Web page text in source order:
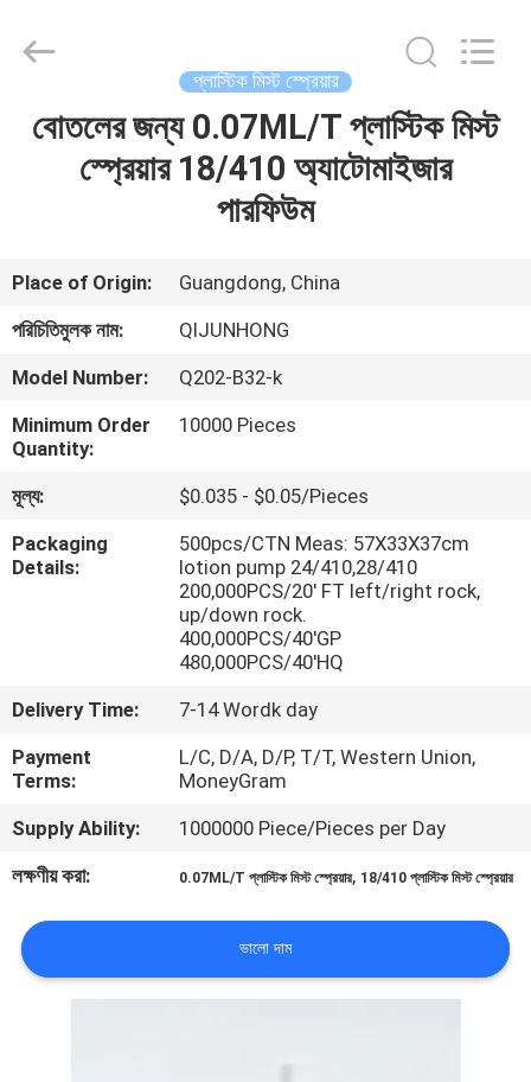
বাড়ি
ভিআর
শো
সম্পর্কে
কারখানা
পরিদর্শন
আমাদের
সাথে
যোগাযোগ
খবর
একটি
PRODUCTS
MANUFACTORY
Reserved.
প্লাস্টিক মিস্ট স্প্রেয়ার
বোতলের জন্য 0.07ML/T প্লাস্টিক মিস্ট
স্প্রেয়ার 18/410 অ্যাটোমাইজার
পারফিউম
Place of Origin:
Guangdong, China
পরিচিতিমুলক নাম:
QIJUNHONG
Model Number:
Q202-B32-k
Minimum Order
Quantity:
10000 Pieces
মূল্য:
$0.035 - $0.05/Pieces
Packaging
Details:
500pcs/CTN Meas: 57X33X37cm
lotion pump 24/410,28/410
200,000PCS/20' FT left/right rock,
up/down rock.
400,000PCS/40'GP
480,000PCS/40'HQ
Delivery Time:
7-14 Wordk day
Payment
Terms:
L/C, D/A, D/P, T/T, Western Union,
MoneyGram
Supply Ability:
1000000 Piece/Pieces per Day
লক্ষণীয় করা:
0.07ML/T প্লাস্টিক মিস্ট স্প্রেয়ার, 18/410 প্লাস্টিক মিস্ট স্প্রেয়ার
ভালো দাম